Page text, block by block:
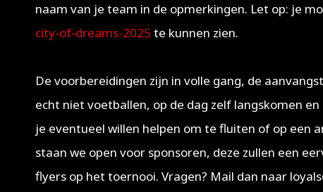
naam van je team in de opmerkingen. Let op: je
city-of-dreams-2025 te kunnen zien.
De voorbereidingen zijn in volle gang, de
echt niet voetballen, op de dag zelf langskomen
je eventueel willen helpen om te fluiten of op een
staan we open voor sponsoren, deze zullen een
flyers op het toernooi. Vragen? Mail dan naar